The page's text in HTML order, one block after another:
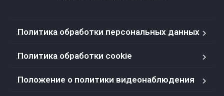
Политика обработки персональных данных
Политика обработки cookie
Положение о политики видеонаблюдения